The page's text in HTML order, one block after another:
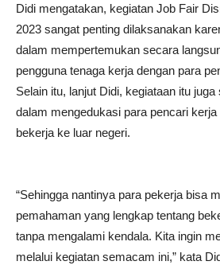
Didi mengatakan, kegiatan Job Fair
2023 sangat penting dilaksanakan
dalam mempertemukan secara
pengguna tenaga kerja dengan para
Selain itu, lanjut Didi, kegiataan itu
dalam mengedukasi para pencari
bekerja ke luar negeri.
“Sehingga nantinya para pekerja bisa
pemahaman yang lengkap tentang
tanpa mengalami kendala. Kita ingin
melalui kegiatan semacam ini,” kata